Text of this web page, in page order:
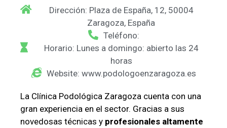
Dirección: Plaza de España, 12, 50004
Zaragoza, España
Teléfono:
Horario: Lunes a domingo: abierto las 24
horas
Website: www.podologoenzaragoza.es
La Clínica Podológica Zaragoza cuenta con una
gran experiencia en el sector. Gracias a sus
novedosas técnicas y profesionales altamente